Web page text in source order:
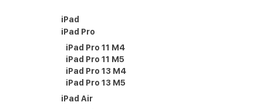
iPad
iPad Pro
iPad Pro 11 M4
iPad Pro 11 M5
iPad Pro 13 M4
iPad Pro 13 M5
iPad Air